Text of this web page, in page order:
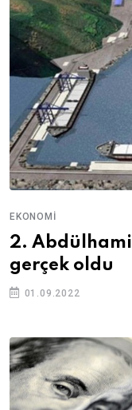
EKONOMI
2.
gerçek oldu
01.09.2022